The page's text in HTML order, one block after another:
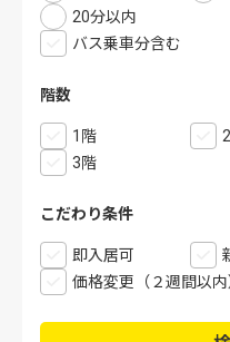
20分以内
バス乗車分含む
階数
1階
3階
こだわり条件
即入居可
価格変更（２週間以内